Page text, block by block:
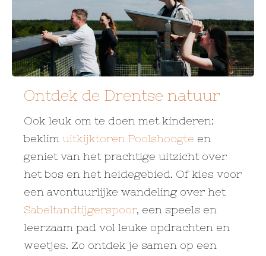
Ontdek de Drentse natuur
Ook leuk om te doen met kinderen:
beklim uitkijktoren Poolshoogte en
geniet van het prachtige uitzicht over
het bos en het heidegebied. Of kies voor
een avontuurlijke wandeling over het
Sabeltandtijgerspoor, een speels en
leerzaam pad vol leuke opdrachten en
weetjes. Zo ontdek je samen op een